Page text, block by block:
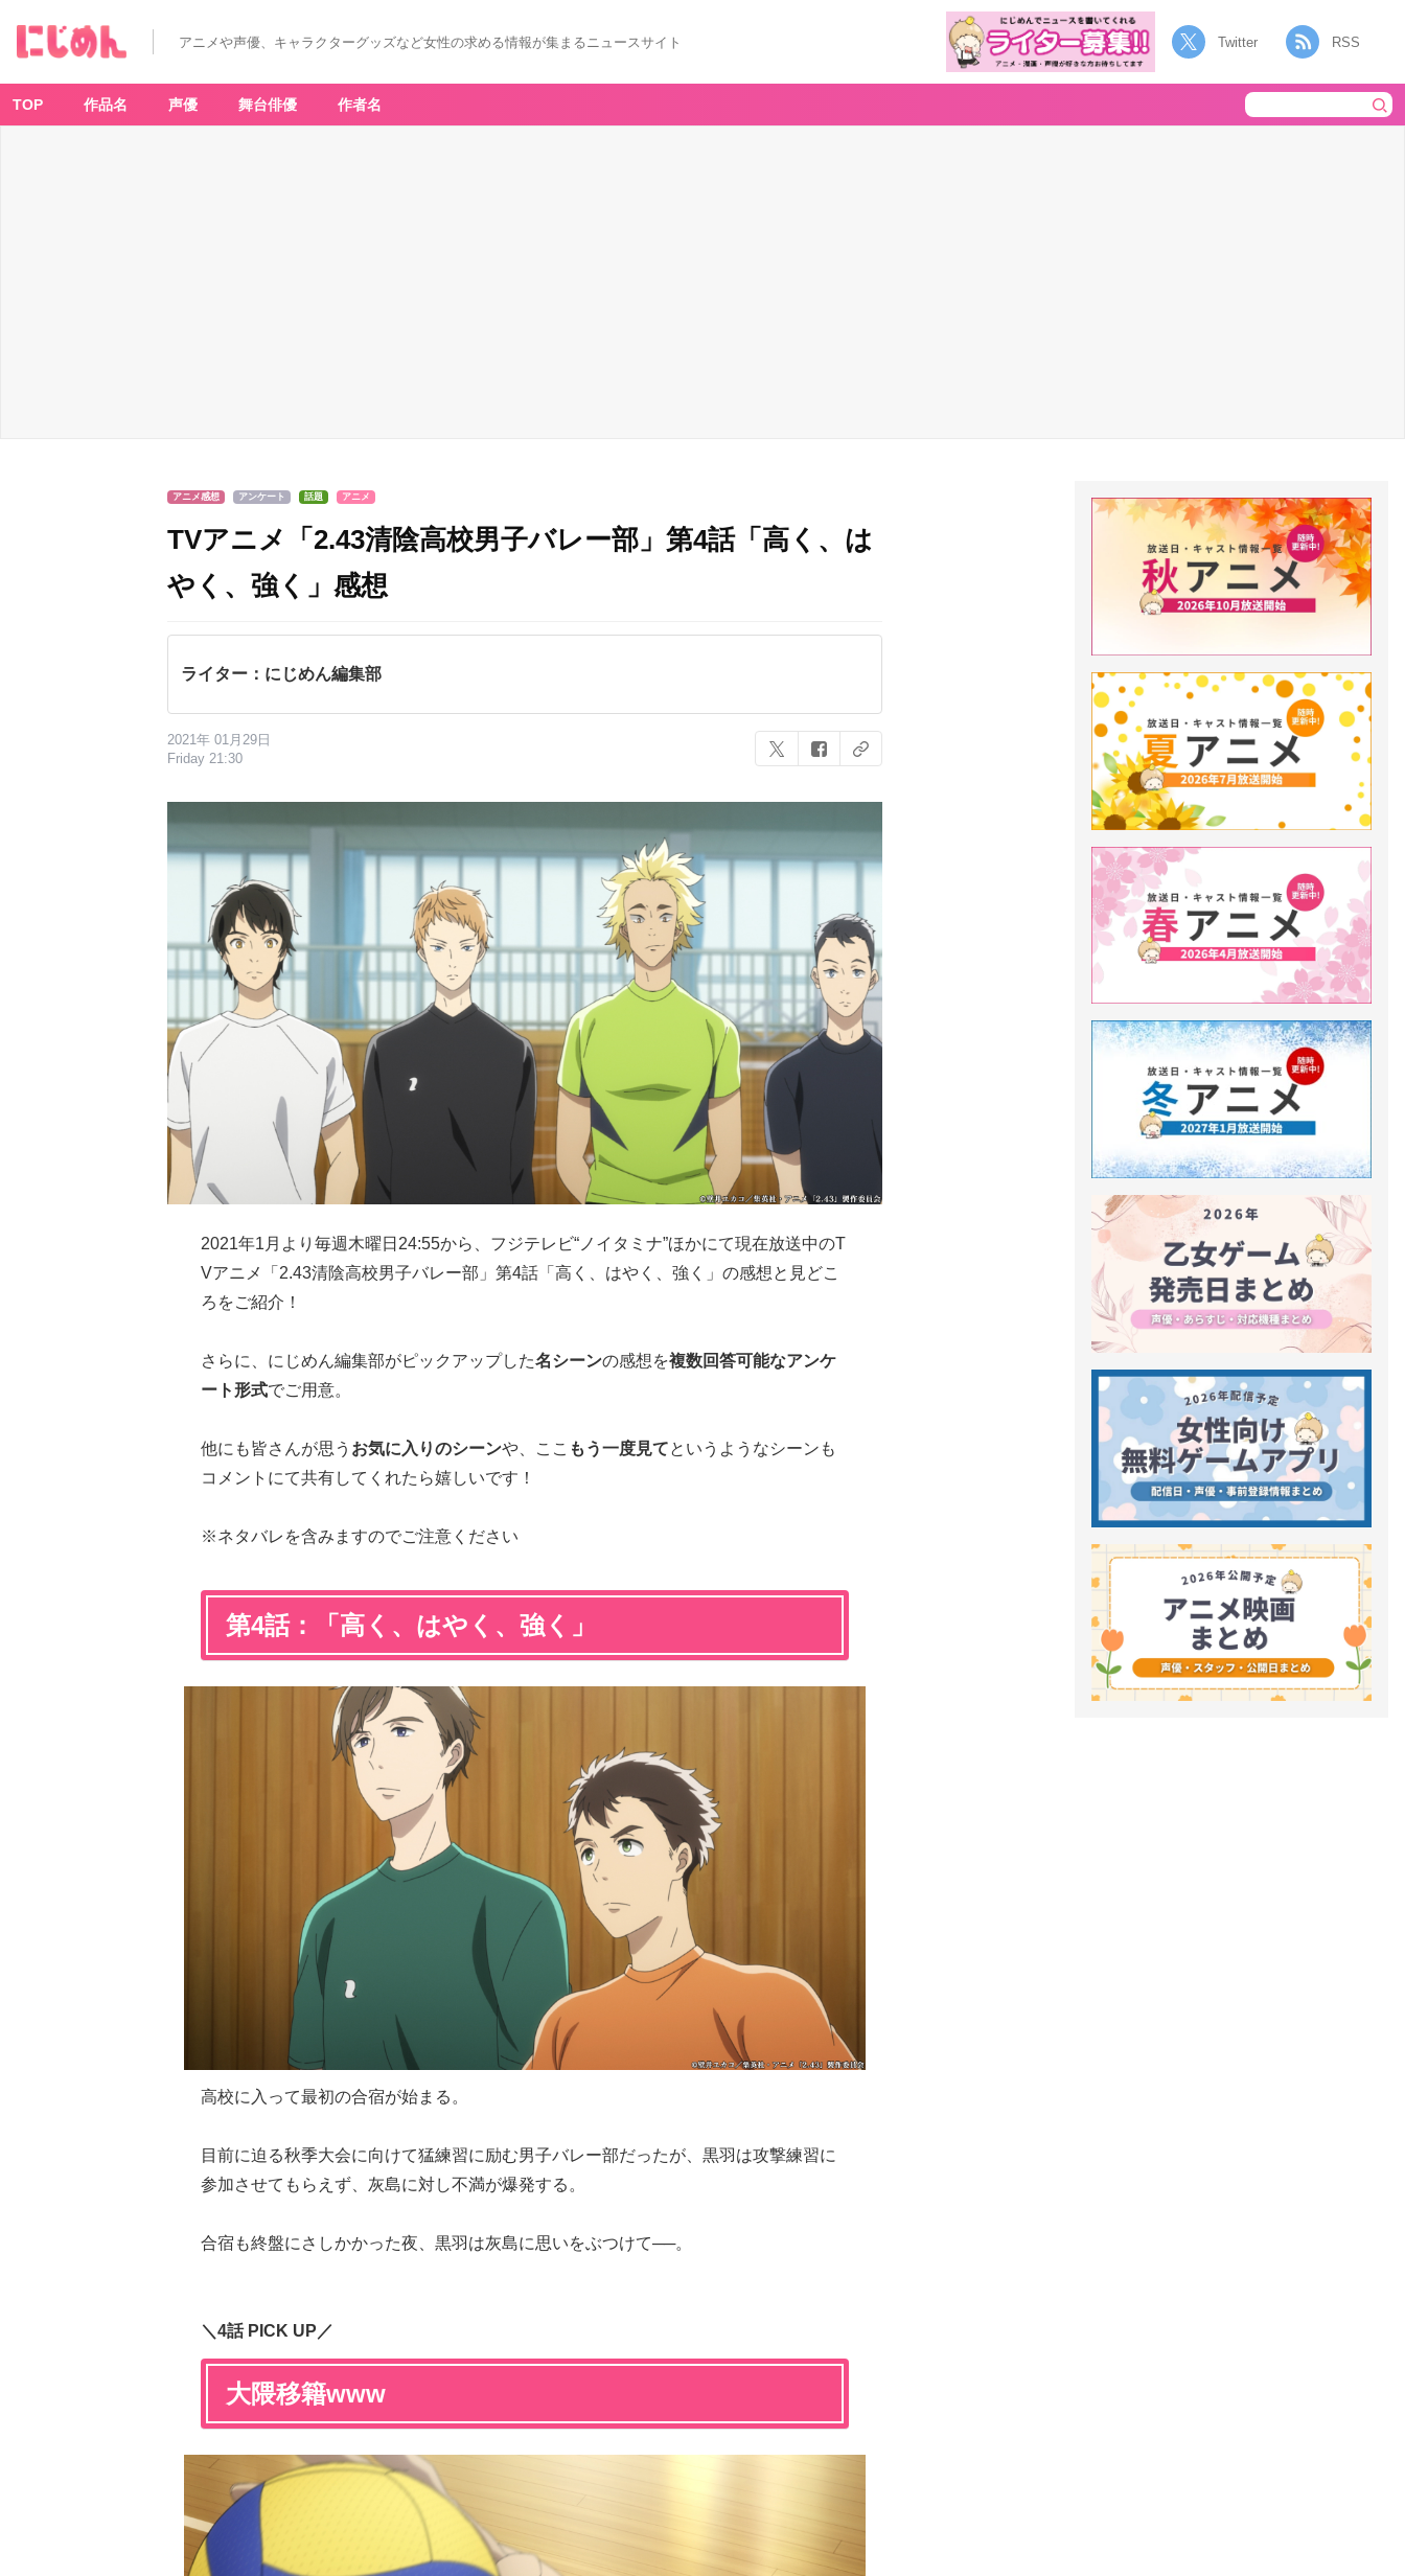
アニメや声優、キャラクターグッズなど女性の求める情報が集まるニュースサイト Twitter RSS
TOP 作品名 声優 舞台俳優 作者名
アニメ感想 アンケート 話題 アニメ
TVアニメ「2.43清陰高校男子バレー部」第4話「高く、は
やく、強く」感想
ライター：にじめん編集部
2021年 01月29日
Friday 21:30
2021年1月より毎週木曜日24:55から、フジテレビ“ノイタミナ”ほかにて現在放送中のT
Vアニメ「2.43清陰高校男子バレー部」第4話「高く、はやく、強く」の感想と見どこ
ろをご紹介！
さらに、にじめん編集部がピックアップした名シーンの感想を複数回答可能なアンケ
ート形式でご用意。
他にも皆さんが思う お気に入りのシーンや、ここ もう一度見てというようなシーンも
コメントにて共有してくれたら嬉しいです！
※ネタバレを含みますのでご注意ください
第4話：「高く、はやく、強く」
高校に入って最初の合宿が始まる。
目前に迫る秋季大会に向けて猛練習に励む男子バレー部だったが、黒羽は攻撃練習に
参加させてもらえず、灰島に対し不満が爆発する。
合宿も終盤にさしかかった夜、黒羽は灰島に思いをぶつけて──。
＼4話 PICK UP／
大隈移籍www